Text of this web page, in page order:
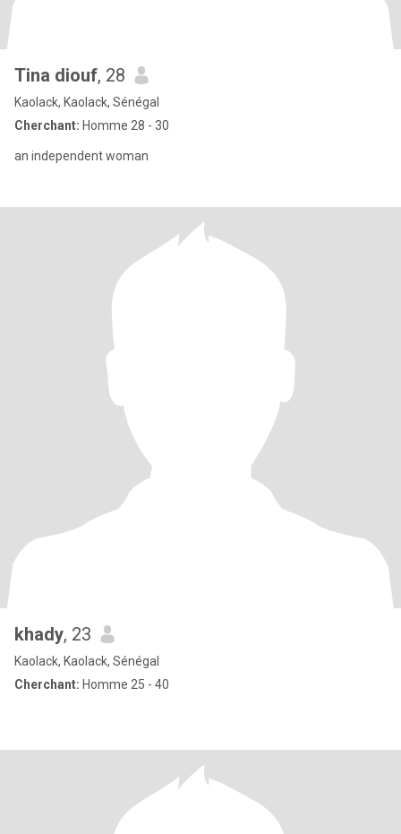
Tina diouf, 28
Kaolack, Kaolack, Sénégal
Cherchant: Homme 28 - 30
an independent woman
khady, 23
Kaolack, Kaolack, Sénégal
Cherchant: Homme 25 - 40